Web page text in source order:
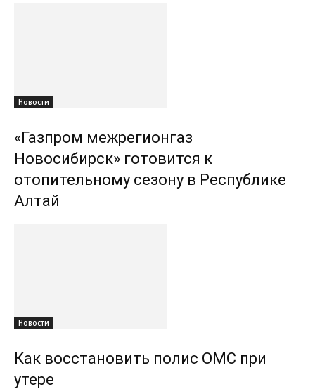
Новости
«Газпром межрегионгаз
Новосибирск» готовится к
отопительному сезону в Республике
Алтай
Новости
Как восстановить полис ОМС при
утере